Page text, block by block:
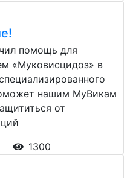
помощь для
«Муковисцидоз» в
нашим МуВикам
от
1300